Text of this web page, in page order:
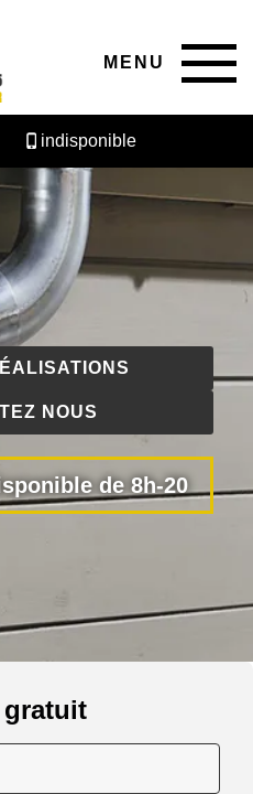
MENU
indisponible
NOUS
de 8h-20
gratuit